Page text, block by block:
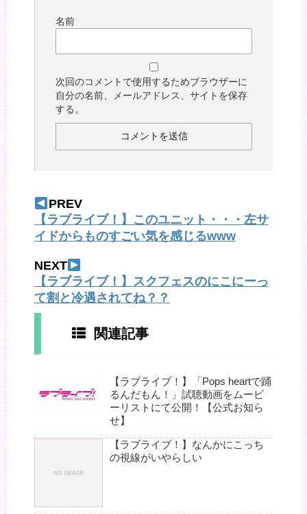
名前
次回のコメントで使用するためブラウザーに
自分の名前、メールアドレス、サイトを保存
する。
PREV
【ラブライブ！】このユニット・・・左サ
イドからものすごい気を感じるwww
NEXT
【ラブライブ！】スクフェスのにこにーっ
て割と冷遇されてね？？
関連記事
【ラブライブ！】「Pops heartで踊
るんだもん！」試聴動画をムービ
ーリストにて公開！【公式お知ら
せ】
【ラブライブ！】なんかにこっち
の視線がいやらしい